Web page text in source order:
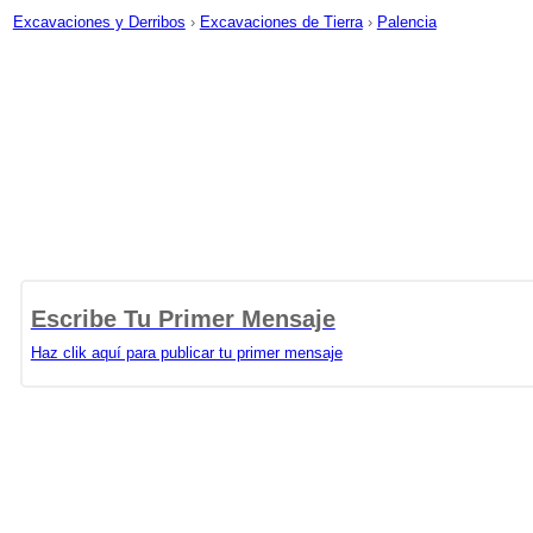
Excavaciones y Derribos › Excavaciones de Tierra › Palencia
Escribe Tu Primer Mensaje
Haz clik aquí para publicar tu primer mensaje